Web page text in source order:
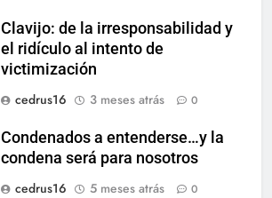
Clavijo: de la irresponsabilidad y
el ridículo al intento de
victimización
cedrus16
3 meses atrás 0
Condenados a entenderse…y la
condena será para nosotros
cedrus16
5 meses atrás 0